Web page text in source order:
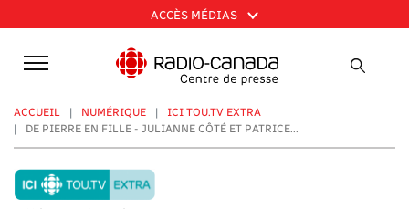
au
contenu
principal
ACCÈS MÉDIAS
ACCUEIL NUMÉRIQUE
ICI TOU.TV EXTRA
DE PIERRE EN FILLE - JULIANNE CÔTÉ ET PATRICE...